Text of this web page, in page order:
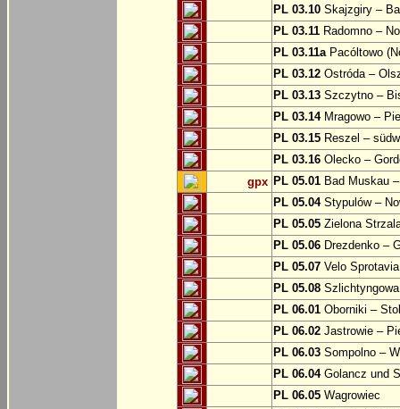
PL 03.10 Skajzgiry –
PL 03.11 Radomno –
PL 03.11aPacóltowo
PL 03.12 Ostróda –
PL 03.13 Szczytno –
PL 03.14Mragowo –
PL 03.15 Reszel –
PL 03.16 Olecko –
gpx PL 05.01 Bad Muskau
PL 05.04Stypulów –
PL 05.05 Zielona
PL 05.06 Drezdenko –
PL 05.07 Velo
PL 05.08 Szlichtyngowa
PL 06.01 Oborniki –
PL 06.02 Jastrowie –
PL 06.03 Sompolno –
PL 06.04Golancz und
PL 06.05 Wagrowiec